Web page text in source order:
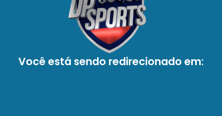
Você está sendo redirecionado em: